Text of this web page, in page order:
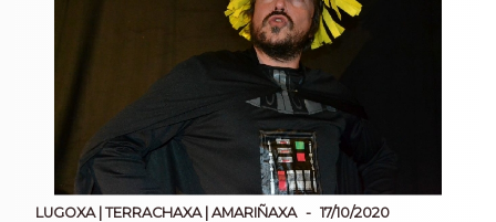
LUGOXA | TERRACHAXA | AMARIÑAXA 17/10/2020